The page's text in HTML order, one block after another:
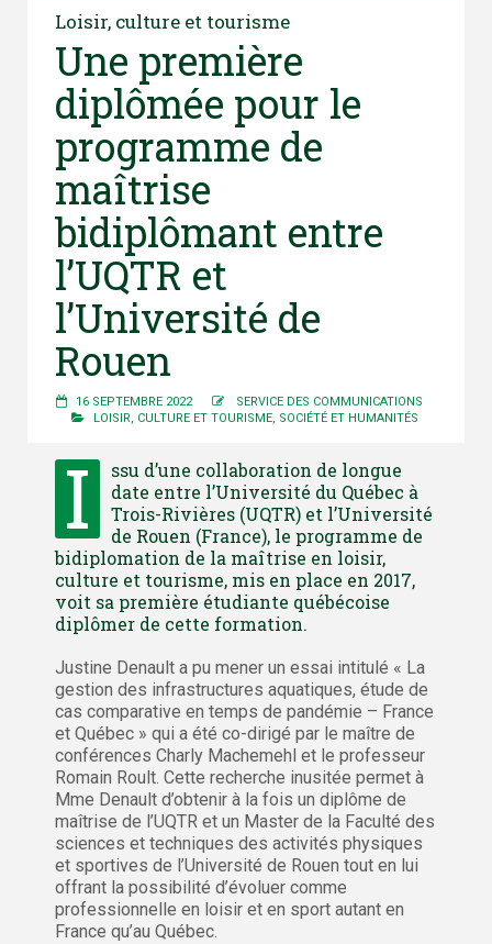
Loisir, culture et tourisme
Une première
diplômée pour le
programme de
maîtrise
bidiplômant entre
l’UQTR et
l’Université de
Rouen
16 SEPTEMBRE 2022
SERVICE DES COMMUNICATIONS
LOISIR, CULTURE ET TOURISME, SOCIÉTÉ ET HUMANITÉS
I
ssu d’une collaboration de longue
date entre l’Université du Québec à
Trois-Rivières (UQTR) et l’Université
de Rouen (France), le programme de
bidiplomation de la maîtrise en loisir,
culture et tourisme, mis en place en 2017,
voit sa première étudiante québécoise
diplômer de cette formation.
Justine Denault a pu mener un essai intitulé « La
gestion des infrastructures aquatiques, étude de
cas comparative en temps de pandémie – France
et Québec » qui a été co-dirigé par le maître de
conférences Charly Machemehl et le professeur
Romain Roult. Cette recherche inusitée permet à
Mme Denault d’obtenir à la fois un diplôme de
maîtrise de l’UQTR et un Master de la Faculté des
sciences et techniques des activités physiques
et sportives de l’Université de Rouen tout en lui
offrant la possibilité d’évoluer comme
professionnelle en loisir et en sport autant en
France qu’au Québec.